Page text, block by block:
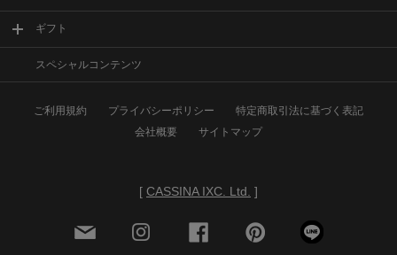
ギフト
スペシャルコンテンツ
ご利用規約 プライバシーポリシー
特定商取引法に基づく表記
会社概要
サイトマップ
[ CASSINA IXC. Ltd. ]